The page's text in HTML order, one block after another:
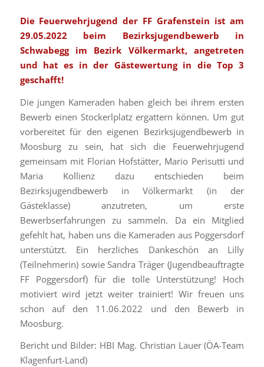
Die Feuerwehrjugend der FF Grafenstein ist am
29.05.2022 beim Bezirksjugendbewerb in
Schwabegg im Bezirk Völkermarkt, angetreten
und hat es in der Gästewertung in die Top 3
geschafft!
Die jungen Kameraden haben gleich bei ihrem ersten
Bewerb einen Stockerlplatz ergattern können. Um gut
vorbereitet für den eigenen Bezirksjugendbewerb in
Moosburg zu sein, hat sich die Feuerwehrjugend
gemeinsam mit Florian Hofstätter, Mario Perisutti und
Maria Kollienz dazu entschieden beim
Bezirksjugendbewerb in Völkermarkt (in der
Gästeklasse) anzutreten, um erste
Bewerbserfahrungen zu sammeln. Da ein Mitglied
gefehlt hat, haben uns die Kameraden aus Poggersdorf
unterstützt. Ein herzliches Dankeschön an Lilly
(Teilnehmerin) sowie Sandra Träger (Jugendbeauftragte
FF Poggersdorf) für die tolle Unterstützung! Hoch
motiviert wird jetzt weiter trainiert! Wir freuen uns
schon auf den 11.06.2022 und den Bewerb in
Moosburg.
Bericht und Bilder: HBI Mag. Christian Lauer (ÖA-Team
Klagenfurt-Land)